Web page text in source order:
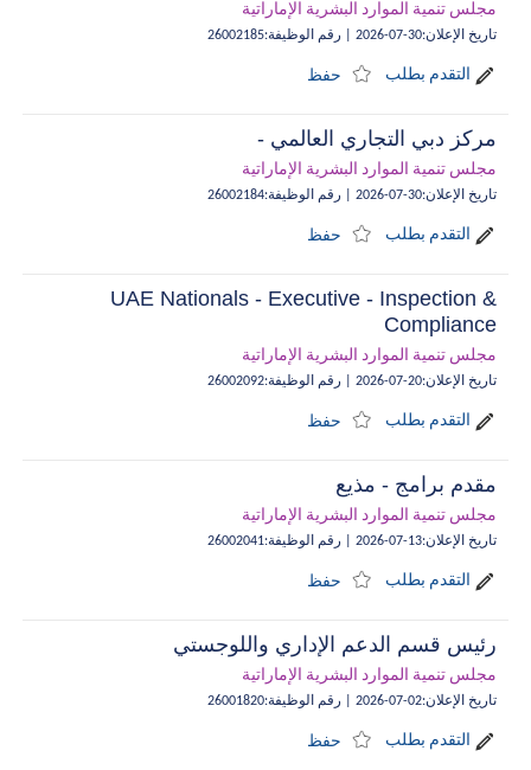
مجلس تنمية الموارد البشرية الإماراتية
تاريخ الإعلان:
30-07-2026 رقم الوظيفة:
26002185
التقدم بطلب حفظ
مركز دبي التجاري العالمي -
مجلس تنمية الموارد البشرية الإماراتية
تاريخ الإعلان:
30-07-2026 رقم الوظيفة:
26002184
التقدم بطلب حفظ
UAE Nationals - Executive - Inspection &
Compliance
مجلس تنمية الموارد البشرية الإماراتية
تاريخ الإعلان:
20-07-2026 رقم الوظيفة:
26002092
التقدم بطلب حفظ
مقدم برامج - مذيع
مجلس تنمية الموارد البشرية الإماراتية
تاريخ الإعلان:
13-07-2026 رقم الوظيفة:
26002041
التقدم بطلب حفظ
رئيس قسم الدعم الإداري واللوجستي
مجلس تنمية الموارد البشرية الإماراتية
تاريخ الإعلان:
02-07-2026 رقم الوظيفة:
26001820
التقدم بطلب حفظ